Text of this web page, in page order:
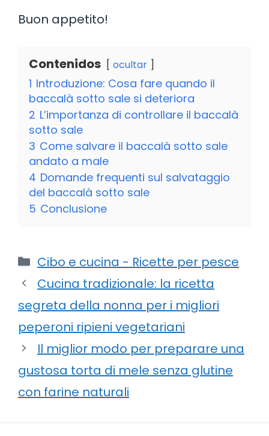
Buon appetito!
Contenidos ocultar
1 Introduzione: Cosa fare quando il
baccalà sotto sale si deteriora
2 L’importanza di controllare il baccalà
sotto sale
3 Come salvare il baccalà sotto sale
andato a male
4 Domande frequenti sul salvataggio
del baccalà sotto sale
5 Conclusione
Categorie
Cibo e cucina - Ricette per pesce
Cucina tradizionale: la ricetta
segreta della nonna per i migliori
peperoni ripieni vegetariani
Il miglior modo per preparare una
gustosa torta di mele senza glutine
con farine naturali